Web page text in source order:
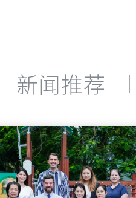
新闻推荐 |